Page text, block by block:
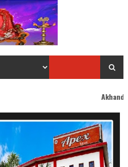
Akhand Bharat